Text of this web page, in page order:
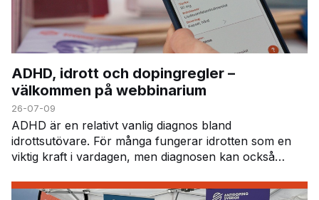
ADHD, idrott och dopingregler –
välkommen på webbinarium
26-07-09
ADHD är en relativt vanlig diagnos bland
idrottsutövare. För många fungerar idrotten som en
viktig kraft i vardagen, men diagnosen kan också
att h…